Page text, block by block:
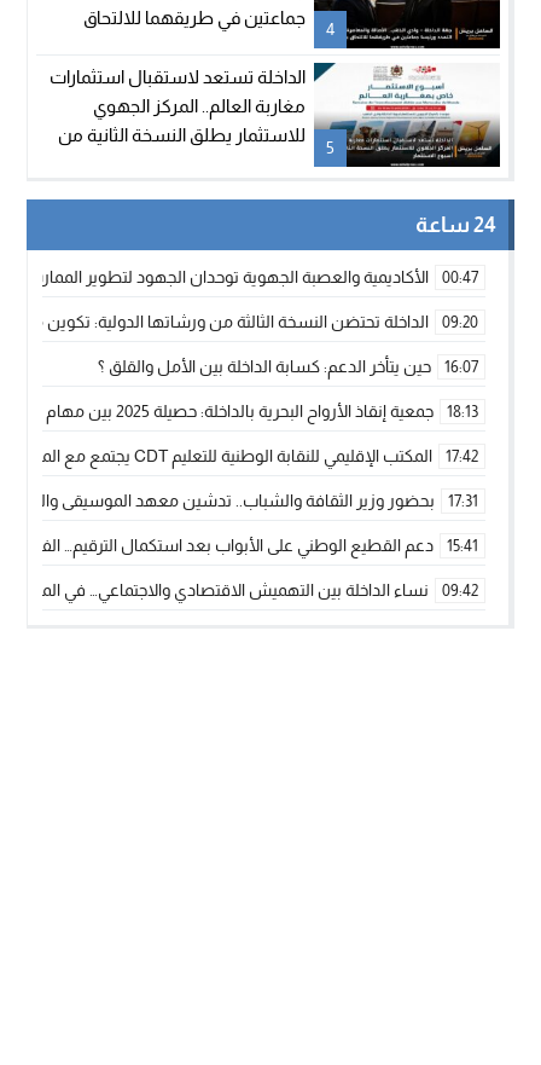
4
جماعتين في طريقهما للالتحاق
5
الداخلة تستعد لاستقبال استثمارات
مغاربة العالم.. المركز الجهوي
للاستثمار يطلق النسخة الثانية من
24 ساعة
00:47 الأكاديمية والعصبة الجهوية توحدان الجهود لتطوير الممارسة
09:20 الداخلة تحتضن النسخة الثالثة من ورشاتها الدولية: تكوين
16:07 حين يتأخر الدعم: كسابة الداخلة بين الأمل والقلق ؟
18:13 جمعية إنقاذ الأرواح البحرية بالداخلة: حصيلة 2025 بين مهام الإنقاذ ومشروع “دار البحار”
17:42 المكتب الإقليمي للنقابة الوطنية للتعليم CDT يجتمع مع المدير الإقليمي لمناقشة ملفات جوهرية لنساء ورجال التعليم
17:31 بحضور وزير الثقافة والشباب.. تدشين معهد الموسيقى والفنون
15:41 دعم القطيع الوطني على الأبواب بعد استكمال الترقيم…
09:42 نساء الداخلة بين التهميش الاقتصادي والاجتماعي… في المؤسسات